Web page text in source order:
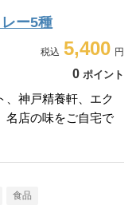
ー5種
5,400
0 ポイント
、神戸精養軒、エク
名店の味をご自宅で
食品